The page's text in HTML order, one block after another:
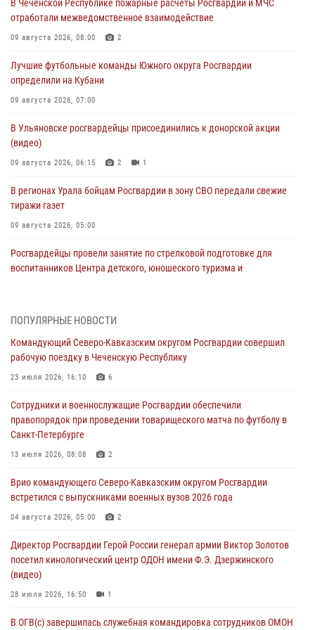
В Чеченской Республике пожарные расчеты Росгвардии и МЧС
отработали межведомственное взаимодействие
09 августа 2026, 08:00 2
Лучшие футбольные команды Южного округа Росгвардии
определили на Кубани
09 августа 2026, 07:00
В Ульяновске росгвардейцы присоединились к донорской акции
(видео)
09 августа 2026, 06:15 2 1
В регионах Урала бойцам Росгвардии в зону СВО передали свежие
тиражи газет
09 августа 2026, 05:00
Росгвардейцы провели занятие по стрелковой подготовке для
воспитанников Центра детского, юношеского туризма и
проходит в Сибири
09 августа 2026, 04:00
Поклонной горе в Москве (видео)
08 августа 2026, 14:10 3
В ЛНР росгвардейцы провели тренировку по единоборствам для
08 августа 2026, 13:00 1
Сотрудники Росгвардии присоединились к утренней разминке у
08 августа 2026, 09:29
ПОПУЛЯРНЫЕ НОВОСТИ
Командующий Северо-Кавказским округом Росгвардии совершил
рабочую поездку в Чеченскую Республику
23 июля 2026, 16:10 6
Сотрудники и военнослужащие Росгвардии обеспечили
правопорядок при проведении товарищеского матча по футболу в
Санкт-Петербурге
13 июля 2026, 08:08 2
Врио командующего Северо-Кавказским округом Росгвардии
встретился с выпускниками военных вузов 2026 года
04 августа 2026, 05:00 2
Директор Росгвардии Герой России генерал армии Виктор Золотов
посетил кинологический центр ОДОН имени Ф.Э. Дзержинского
(видео)
28 июля 2026, 16:50 1
В ОГВ(с) завершилась служебная командировка сотрудников ОМОН